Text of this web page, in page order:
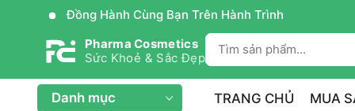
Đồng Hành Cùng Bạn Trên Hành Trình
Pharma Cosmetics
Sức Khoẻ & Sắc Đẹp
Danh mục TRANG CHỦ MUA